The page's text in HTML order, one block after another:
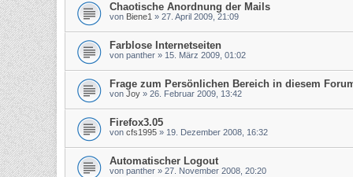
Chaotische Anordnung der Mails
von Biene1 » 27. April 2009, 21:09
Farblose Internetseiten
von panther » 15. März 2009, 01:02
Frage zum Persönlichen Bereich in diesem
von Joy » 26. Februar 2009, 13:42
Firefox3.05
von cfs1995 » 19. Dezember 2008, 16:32
Automatischer Logout
von panther » 27. November 2008, 20:20